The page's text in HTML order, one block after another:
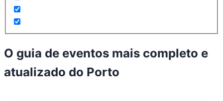
O guia de eventos mais completo e
atualizado do Porto